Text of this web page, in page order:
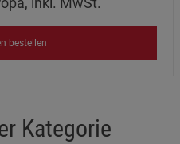
bestellen
Kategorie